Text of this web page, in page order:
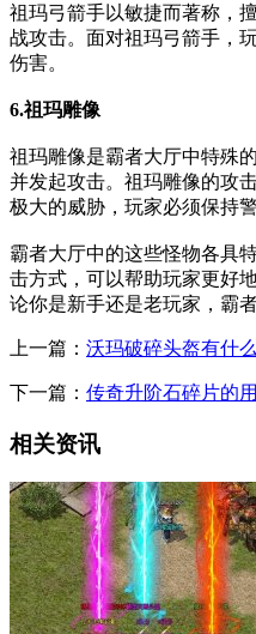
祖玛弓箭手以敏捷而著称，
战攻击。面对祖玛弓箭手，
伤害。
6.祖玛雕像
祖玛雕像是霸者大厅中特殊
并发起攻击。祖玛雕像的攻
极大的威胁，玩家必须保持
霸者大厅中的这些怪物各具
击方式，可以帮助玩家更好
论你是新手还是老玩家，霸
上一篇： 沃玛破碎头盔有什
下一篇： 传奇升阶石碎片的
相关资讯